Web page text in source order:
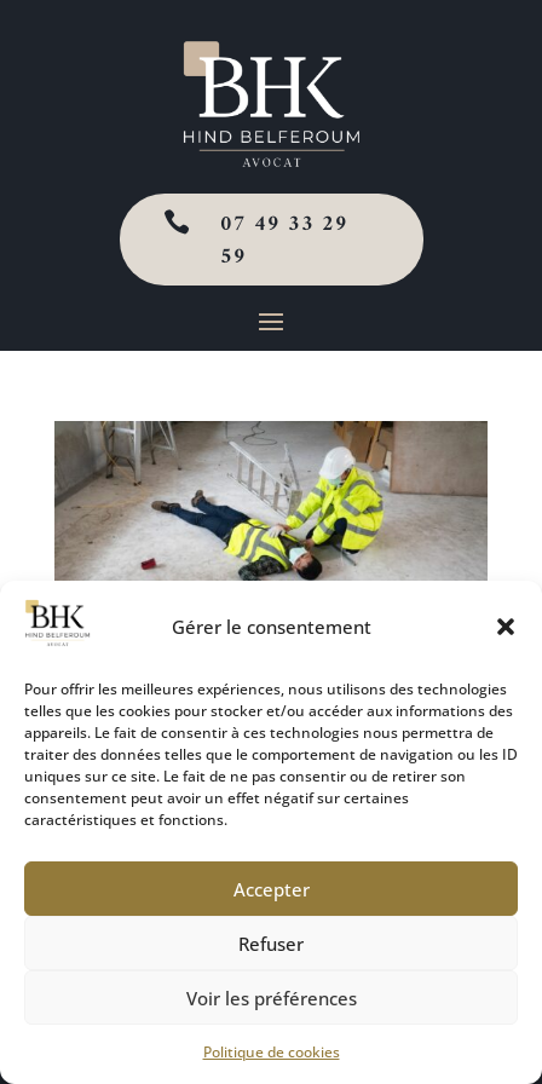
Gérer le consentement
Pour offrir les meilleures expériences, nous utilisons des technologies
telles que les cookies pour stocker et/ou accéder aux informations des
appareils. Le fait de consentir à ces technologies nous permettra de
traiter des données telles que le comportement de navigation ou les ID
uniques sur ce site. Le fait de ne pas consentir ou de retirer son
consentement peut avoir un effet négatif sur certaines
caractéristiques et fonctions.
Accepter
Refuser
Voir les préférences
Politique de cookies

07 49 33 29
59
Focus sur l’incidence professionnelle telle que définie
par la Cour de cassation
28 Sep 2024|Défense des victimes
causées par un dommage corporel qui limitent les
perspectives professionnelles d’une victime ou
rendent son travail antérieur plus fatigant ou